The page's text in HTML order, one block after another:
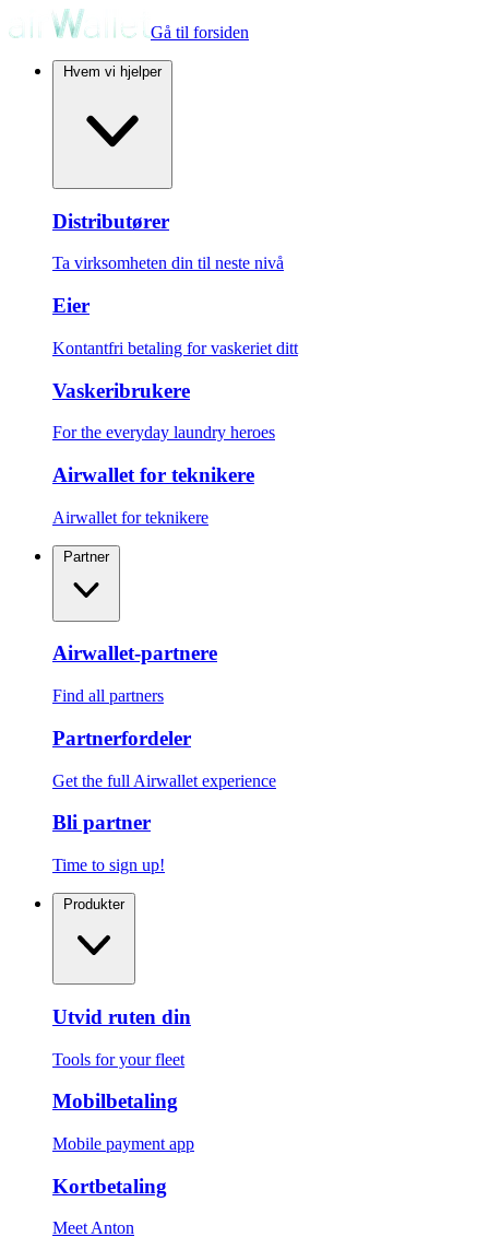
Gå til forsiden
Hvem vi hjelper
Distributører
Ta virksomheten din til neste nivå
Eier
Kontantfri betaling for vaskeriet ditt
Vaskeribrukere
For the everyday laundry heroes
Airwallet for teknikere
Airwallet for teknikere
Partner
Airwallet-partnere
Find all partners
Partnerfordeler
Get the full Airwallet experience
Bli partner
Time to sign up!
Produkter
Utvid ruten din
Tools for your fleet
Mobilbetaling
Mobile payment app
Kortbetaling
Meet Anton